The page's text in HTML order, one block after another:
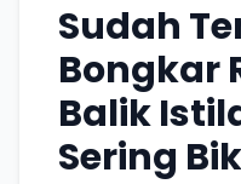
Sudah
Bongkar
Balik
Sering